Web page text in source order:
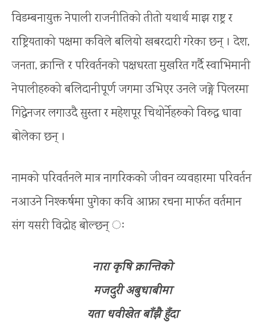
विडम्बनायुक्त नेपाली राजनीतिको तीतो यथार्थ माझ राष्ट्र र
राष्ट्रियताको पक्षमा कविले बलियो खबरदारी गरेका छन् । देश,
जनता, क्रान्ति र परिवर्तनको पक्षधरता मुखरित गर्दै स्वाभिमानी
नेपालीहरुको बलिदानीपूर्ण जगमा उभिएर उनले जङ्गे पिलरमा
गिद्धेनजर लगाउदै सुस्ता र महेशपूर चिथोर्नेहरुको विरुद्ध धावा
बोलेका छन् ।
नामको परिवर्तनले मात्र नागरिकको जीवन व्यवहारमा परिवर्तन
नआउने निश्कर्षमा पुगेका कवि आफ्ना रचना मार्फत वर्तमान
संग यसरी विद्रोह बोल्छन् ः
नारा कृषि क्रान्तिको
मजदुरी अबुधाबीमा
यता धवीखेत बाँझै हुँदा